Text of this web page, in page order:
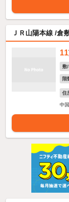
ＪＲ山陽本線 /倉
11
敷
階
住
中